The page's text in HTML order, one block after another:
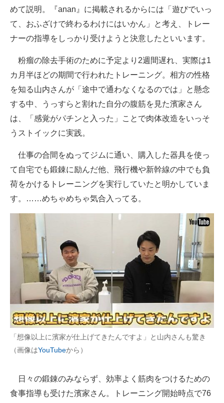
めて説明。『anan』に掲載されるからには「遊びでいっ
て、おふざけで終わるわけにはいかん」と考え、トレー
ナーの指導をしっかり受けようと決意したといいます。
粉瘤の除去手術のために予定より2週間遅れ、実際は1
カ月半ほどの期間で行われたトレーニング。相方の性格
を知る山内さんが「途中で通わなくなるのでは」と懸念
する中、うっすらと割れた自分の腹筋を見た濱家さん
は、「感覚がパチンと入った」ことで肉体改造をいっそ
うストイックに実践。
仕事の合間をぬってジムに通い、購入した器具を使っ
て自宅でも鍛錬に励んだ他、飛行機や新幹線の中でも負
荷をかけるトレーニングを実行していたと明かしていま
す。……めちゃめちゃ気合入ってる。
「想像以上に濱家が仕上げてきたんですよ」と山内さんも驚き
（画像はYouTubeから）
日々の鍛錬のみならず、効率よく筋肉をつけるための
食事指導も受けた濱家さん。トレーニング開始時点で76